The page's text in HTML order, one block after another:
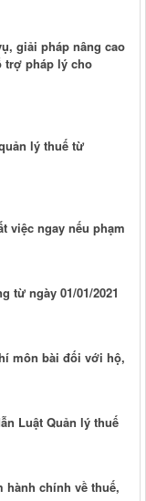
giải pháp nâng cao
trợ pháp lý cho
lý thuế từ
việc ngay nếu phạm
từ ngày 01/01/2021
môn bài đối với hộ,
Luật Quản lý thuế
chính về thuế,